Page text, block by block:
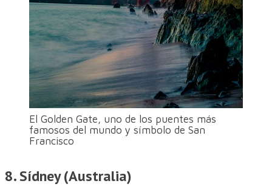
El Golden Gate, uno de los puentes más
famosos del mundo y símbolo de San
Francisco
8. Sídney (Australia)